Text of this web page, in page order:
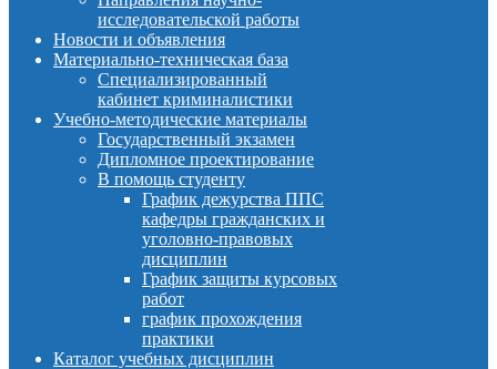
исследовательской работы
Новости и объявления
Материально-техническая база
Специализированный
кабинет криминалистики
Учебно-методические материалы
Государственный экзамен
Дипломное проектирование
В помощь студенту
График дежурства ППС
кафедры гражданских и
уголовно-правовых
дисциплин
График защиты курсовых
работ
график прохождения
практики
Каталог учебных дисциплин